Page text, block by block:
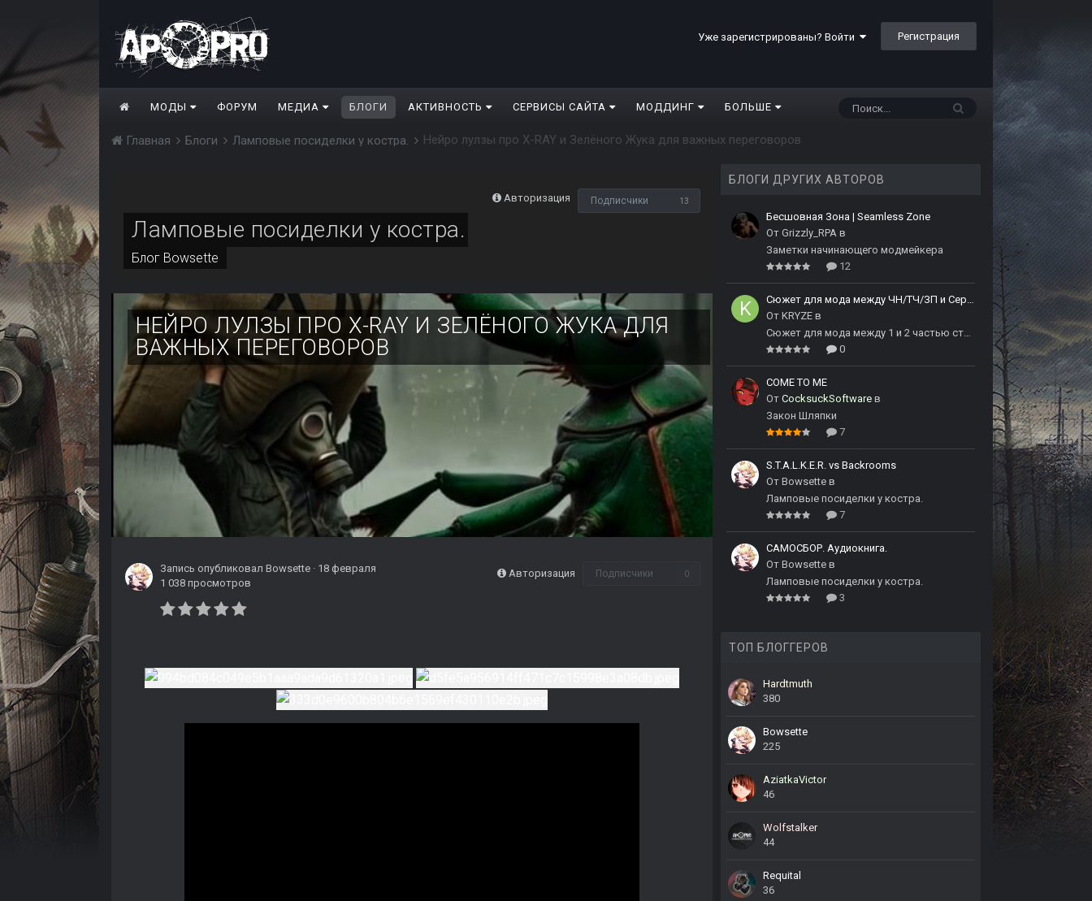
Уже зарегистрированы? Войти Регистрация
МОДЫ ФОРУМ МЕДИА БЛОГИ АКТИВНОСТЬ СЕРВИСЫ САЙТА МОДДИНГ БОЛЬШЕ
Главная Блоги Ламповые посиделки у костра. Нейро лулзы про X-RAY и Зелёного Жука для важных переговоров
Авторизация Подписчики 13
Ламповые посиделки у костра.
Блог Bowsette
НЕЙРО ЛУЛЗЫ ПРО X-RAY И ЗЕЛЁНОГО ЖУКА ДЛЯ
ВАЖНЫХ ПЕРЕГОВОРОВ
Авторизация Подписчики 0
Запись опубликовал Bowsette · 18 февраля
1 038 просмотров
БЛОГИ ДРУГИХ АВТОРОВ
Бесшовная Зона | Seamless Zone
От Grizzly_RPA в
Заметки начинающего модмейкера
12
Сюжет для мода между ЧН/ТЧ/ЗП и Сердцем Чернобыля
От KRYZE в
0
COME TO ME
От CocksuckSoftware в
Закон Шляпки
7
S.T.A.L.K.E.R. vs Backrooms
От Bowsette в
Ламповые посиделки у костра.
7
САМОСБОР. Аудиокнига.
От Bowsette в
Ламповые посиделки у костра.
3
ТОП БЛОГГЕРОВ
Hardtmuth
380
Bowsette
225
AziatkaVictor
46
Wolfstalker
44
Requital
36